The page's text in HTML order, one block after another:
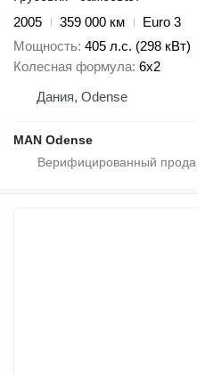
2005
359 000 км
Euro 3
Мощность 405 л.с. (298 кВт)
Колесная формула 6x2
Дания, Odense
MAN Odense